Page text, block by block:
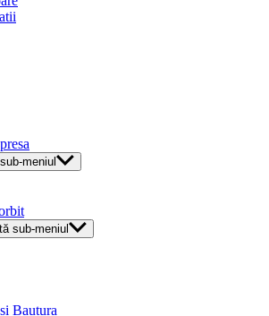
meniul
sub-meniul
Bautura